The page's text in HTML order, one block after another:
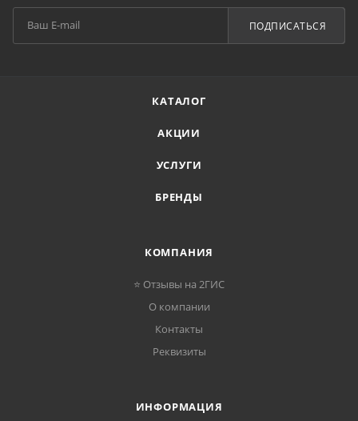
ПОДПИСАТЬСЯ
КАТАЛОГ
АКЦИИ
УСЛУГИ
БРЕНДЫ
КОМПАНИЯ
⭐ Отзывы на 2ГИС
О компании
Контакты
Реквизиты
ИНФОРМАЦИЯ